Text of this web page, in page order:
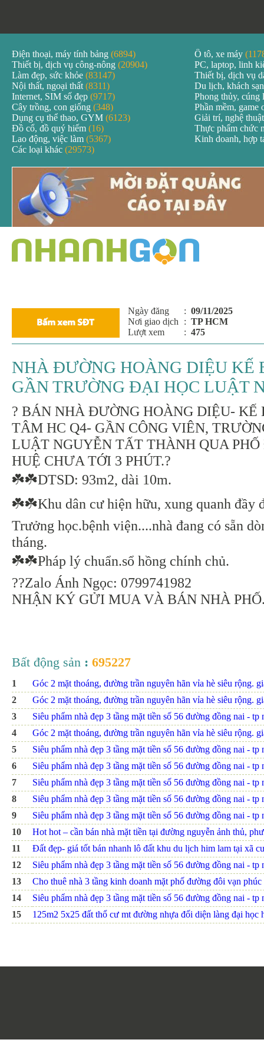
Điện thoại, máy tính bảng (6894) Ô tô, xe máy
Thiết bị, dịch vụ công-nông (20904)
PC, laptop, linh
Làm đẹp, sức khỏe (83147)
Thiết bị, dịch vụ
Nội thất, ngoại thất (8311)
Du lịch, khách
Internet, SIM số đẹp (9717)
Phong thủy, cúng
Cây trồng, con giống (348)
Phần mềm, game
Dụng cụ thể thao, GYM (6123)
Giải trí, nghệ
Đồ cổ, đồ quý hiếm (16)
Thực phẩm chức
Lao động, việc làm (5367)
Kinh doanh, hợp
Các loại khác (29573)
Ngày đăng : 09/11/2025
Nơi giao dịch : TP HCM
Lượt xem
: 475
NHÀ ĐƯỜNG HOÀNG DIỆU KẾ
GẦN TRƯỜNG ĐẠI HỌC LUẬT
? BÁN NHÀ ĐƯỜNG HOÀNG DIỆU- KẾ
TÂM HC Q4- GẦN CÔNG VIÊN,
LUẬT NGUYỄN TẤT THÀNH QUA
HUỆ CHƯA TỚI 3 PHÚT.?
☘️☘️DTSD: 93m2, dài 10m.
☘️☘️Khu dân cư hiện hữu, xung quanh đầy
Trưởng học.bệnh viện....nhà đang có sẵn
tháng.
☘️☘️Pháp lý chuẩn.sổ hồng chính chủ.
??Zalo Ánh Ngọc: 0799741982
NHẬN KÝ GỬI MUA VÀ BÁN NHÀ
Bất động sản : 695227
1
Góc 2 mặt thoáng, đường trần nguyên hãn vỉa hè siêu rộng.
2
Góc 2 mặt thoáng, đường trần nguyên hãn vỉa hè siêu rộng.
3
Siêu phẩm nhà đẹp 3 tầng mặt tiền số 56 đường đồng nai - tp
4
Góc 2 mặt thoáng, đường trần nguyên hãn vỉa hè siêu rộng.
5
Siêu phẩm nhà đẹp 3 tầng mặt tiền số 56 đường đồng nai - tp
6
Siêu phẩm nhà đẹp 3 tầng mặt tiền số 56 đường đồng nai - tp
7
Siêu phẩm nhà đẹp 3 tầng mặt tiền số 56 đường đồng nai - tp
8
Siêu phẩm nhà đẹp 3 tầng mặt tiền số 56 đường đồng nai - tp
9
Siêu phẩm nhà đẹp 3 tầng mặt tiền số 56 đường đồng nai - tp
10
Hot hot – cần bán nhà mặt tiền tại đường nguyễn ảnh thủ,
11
Đất đẹp- giá tốt bán nhanh lô đất khu du lịch him lam tại xã
12
Siêu phẩm nhà đẹp 3 tầng mặt tiền số 56 đường đồng nai - tp
13
Cho thuê nhà 3 tầng kinh doanh mặt phố đường đôi vạn phúc
14
Siêu phẩm nhà đẹp 3 tầng mặt tiền số 56 đường đồng nai - tp
15
125m2 5x25 đất thổ cư mt đường nhựa đối diện làng đại học